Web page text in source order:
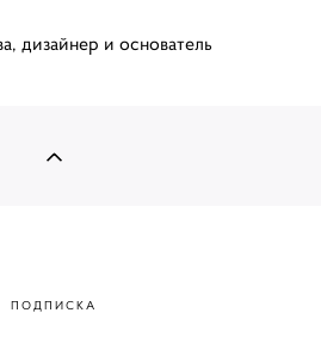
дизайнер и основатель
ПОДПИСКА